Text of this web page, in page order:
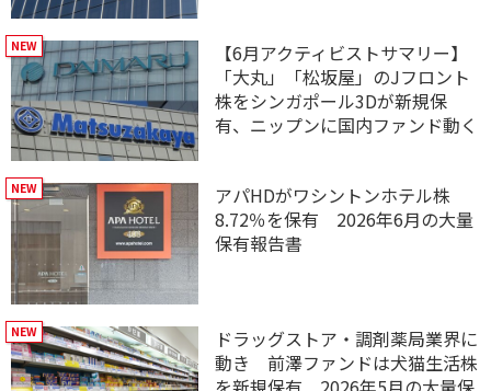
【6月アクティビストサマリー】
「大丸」「松坂屋」のJフロント
株をシンガポール3Dが新規保
有、ニップンに国内ファンド動く
アパHDがワシントンホテル株
8.72％を保有 2026年6月の大量
保有報告書
ドラッグストア・調剤薬局業界に
動き 前澤ファンドは犬猫生活株